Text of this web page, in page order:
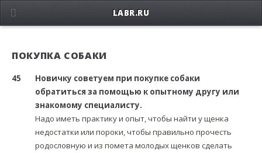
ПОКУПКА СОБАКИ
45
Новичку советуем при покупке собаки
обратиться за помощью к опытному другу или
знакомому специалисту.
Надо иметь практику и опыт, чтобы найти у щенка
недостатки или пороки, чтобы правильно прочесть
родословную и из помета молодых щенков сделать
LABR.RU